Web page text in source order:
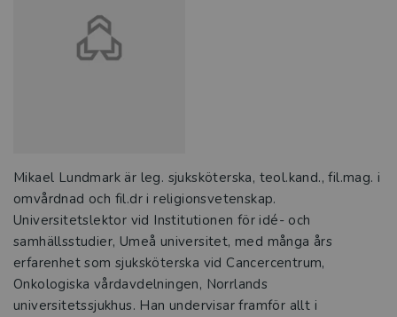
Mikael Lundmark är leg. sjuksköterska, teol.kand., fil.mag. i
omvårdnad och fil.dr i religionsvetenskap.
Universitetslektor vid Institutionen för idé- och
samhällsstudier, Umeå universitet, med många års
erfarenhet som sjuksköterska vid Cancercentrum,
Onkologiska vårdavdelningen, Norrlands
universitetssjukhus. Han undervisar framför allt i